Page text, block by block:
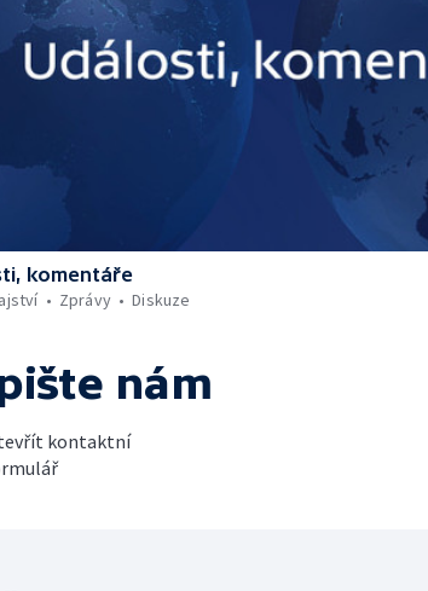
komentáře
Zprávy Diskuze
nám
kontaktní